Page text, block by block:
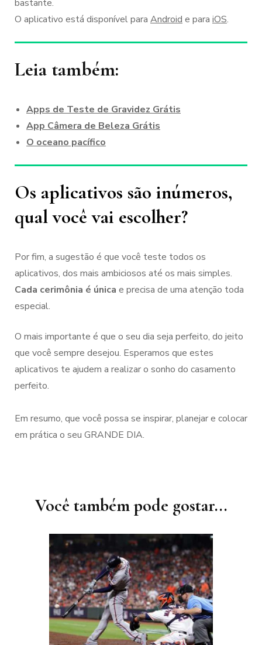
bastante.
O aplicativo está disponível para Android e para iOS.
Leia também:
Apps de Teste de Gravidez Grátis
App Câmera de Beleza Grátis
O oceano pacífico
Os aplicativos são inúmeros,
qual você vai escolher?
Por fim, a sugestão é que você teste todos os
aplicativos, dos mais ambiciosos até os mais simples.
Cada cerimônia é única e precisa de uma atenção toda
especial.
O mais importante é que o seu dia seja perfeito, do jeito
que você sempre desejou. Esperamos que estes
aplicativos te ajudem a realizar o sonho do casamento
perfeito.
Em resumo, que você possa se inspirar, planejar e colocar
em prática o seu GRANDE DIA.
postVocê também pode gostar...